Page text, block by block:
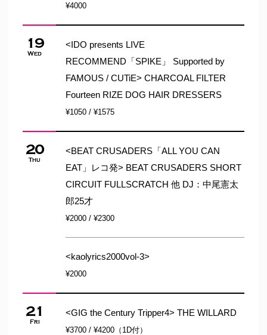
¥4000
19
Wed
<IDO presents LIVE
RECOMMEND「SPIKE」 Supported by
FAMOUS / CUTiE> CHARCOAL FILTER
Fourteen RIZE DOG HAIR DRESSERS
¥1050 / ¥1575
20
Thu
<BEAT CRUSADERS「ALL YOU CAN
EAT」レコ発> BEAT CRUSADERS SHORT
CIRCUIT FULLSCRATCH 他 DJ：中尾憲太
郎25才
¥2000 / ¥2300
<kaolyrics2000vol-3>
¥2000
21
Fri
<GIG the Century Tripper4> THE WILLARD
¥3700 / ¥4200（1D付）